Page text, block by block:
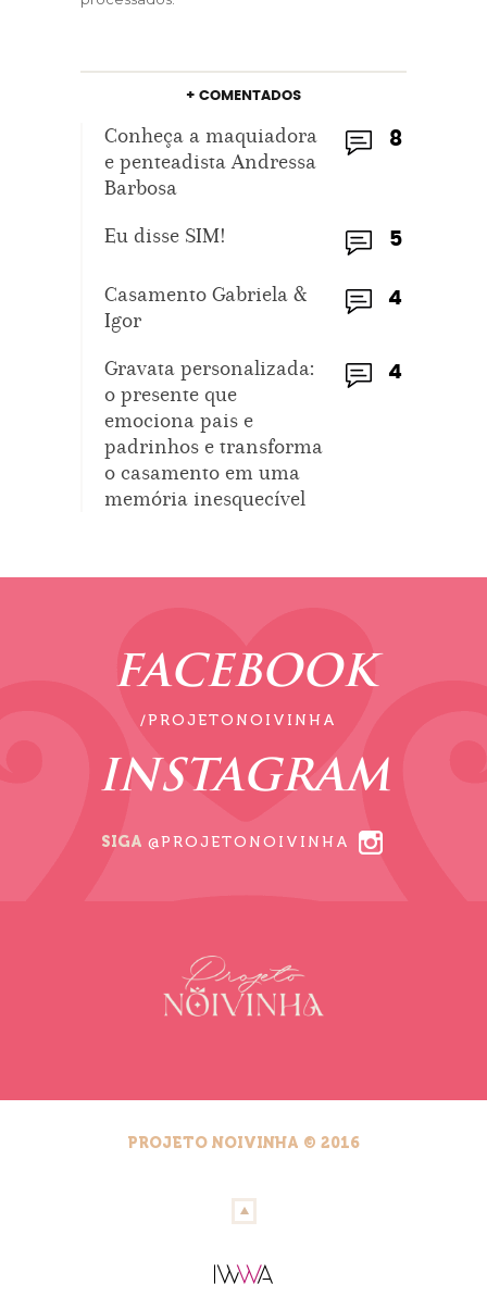
+ COMENTADOS
8
Conheça a maquiadora
e penteadista Andressa
Barbosa
5
Eu disse SIM!
4
Casamento Gabriela &
Igor
4
Gravata personalizada:
o presente que
emociona pais e
padrinhos e transforma
o casamento em uma
memória inesquecível
FACEBOOK
/PROJETONOIVINHA
INSTAGRAM
SIGA @PROJETONOIVINHA
PROJETO NOIVINHA © 2016